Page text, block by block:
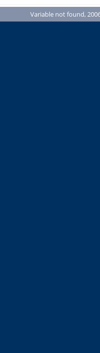
Variable not found,